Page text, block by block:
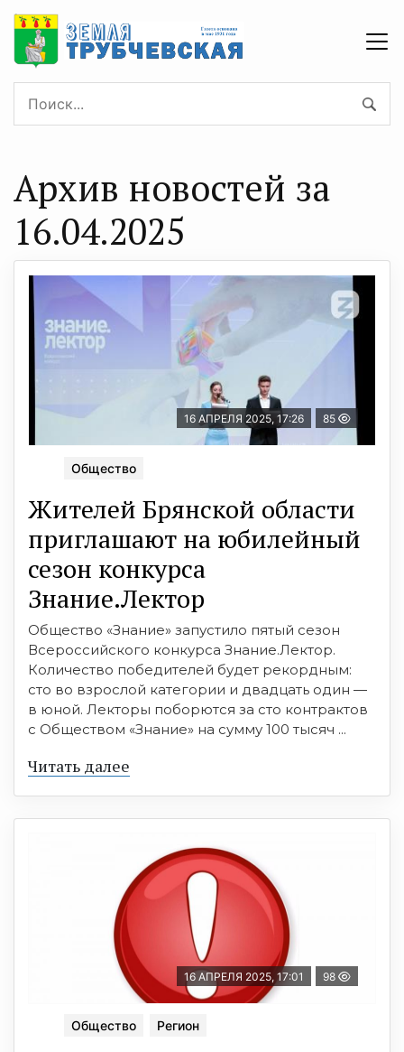
Архив новостей за
16.04.2025
16 АПРЕЛЯ 2025, 17:26 85
Общество
Жителей Брянской области
приглашают на юбилейный
сезон конкурса
Знание.Лектор
Общество «Знание» запустило пятый сезон
Всероссийского конкурса Знание.Лектор.
Количество победителей будет рекордным:
сто во взрослой категории и двадцать один —
в юной. Лекторы поборются за сто контрактов
с Обществом «Знание» на сумму 100 тысяч ...
Читать далее
16 АПРЕЛЯ 2025, 17:01 98
Общество Регион